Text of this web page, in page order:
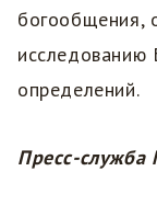
богообщения,
исследованию
определений.
Пресс-